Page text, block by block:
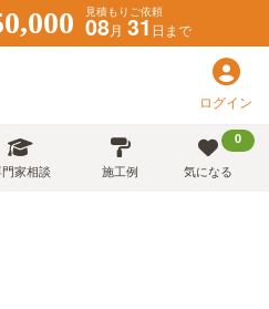
見積もりご依頼
08月 31日まで
ログイン
家相談 施工例
0
気になる